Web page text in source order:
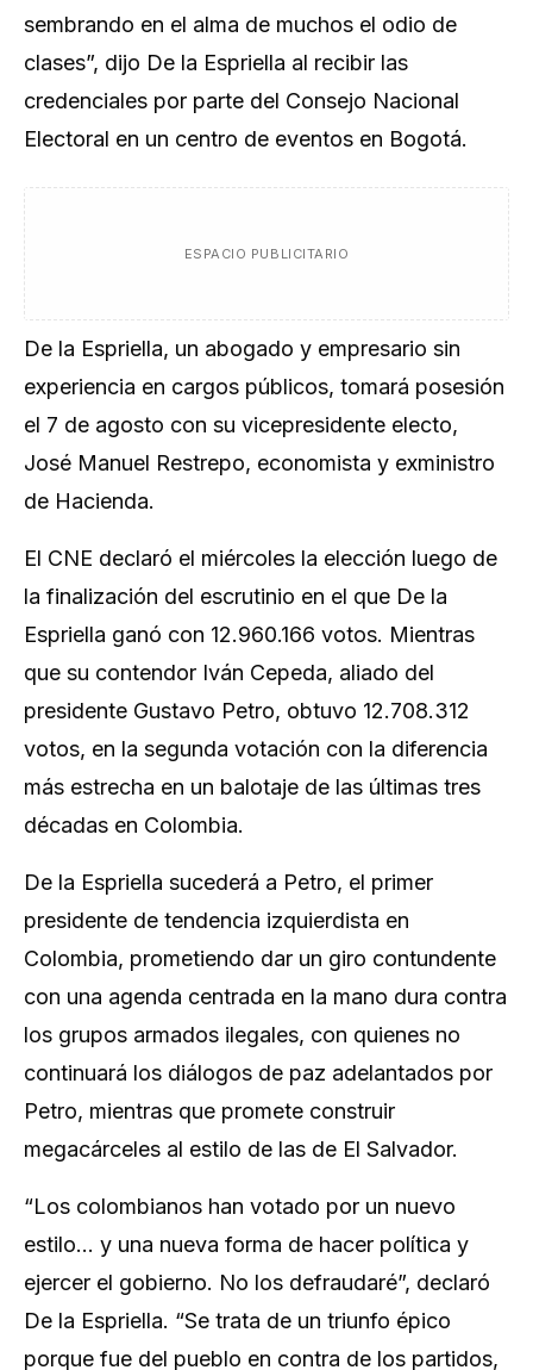
sembrando en el alma de muchos el odio de
clases”, dijo De la Espriella al recibir las
credenciales por parte del Consejo Nacional
Electoral en un centro de eventos en Bogotá.
ESPACIO PUBLICITARIO
De la Espriella, un abogado y empresario sin
experiencia en cargos públicos, tomará posesión
el 7 de agosto con su vicepresidente electo,
José Manuel Restrepo, economista y exministro
de Hacienda.
El CNE declaró el miércoles la elección luego de
la finalización del escrutinio en el que De la
Espriella ganó con 12.960.166 votos. Mientras
que su contendor Iván Cepeda, aliado del
presidente Gustavo Petro, obtuvo 12.708.312
votos, en la segunda votación con la diferencia
más estrecha en un balotaje de las últimas tres
décadas en Colombia.
De la Espriella sucederá a Petro, el primer
presidente de tendencia izquierdista en
Colombia, prometiendo dar un giro contundente
con una agenda centrada en la mano dura contra
los grupos armados ilegales, con quienes no
continuará los diálogos de paz adelantados por
Petro, mientras que promete construir
megacárceles al estilo de las de El Salvador.
“Los colombianos han votado por un nuevo
estilo… y una nueva forma de hacer política y
ejercer el gobierno. No los defraudaré”, declaró
De la Espriella. “Se trata de un triunfo épico
porque fue del pueblo en contra de los partidos,